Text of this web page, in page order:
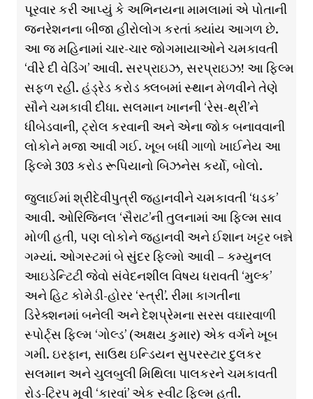
પૂરવાર કરી આપ્યું કે અભિનયના મામલામાં એ પોતાની
જનરેશનના બીજા હીરોલોગ કરતાં ક્યાંય આગળ છે.
આ જ મહિનામાં ચાર-ચાર જોગમાયાઓને ચમકાવતી
‘વીરે દી વેડિંગ’ આવી. સરપ્રાઇઝ, સરપ્રાઇઝ! આ ફિલ્મ
સફળ રહી. હંડ્રેડ કરોડ ક્લબમાં સ્થાન મેળવીને તેણે
સૌને ચમકાવી દીધા. સલમાન ખાનની ‘રેસ-થ્રી’ને
ધીબેડવાની, ટ્રોલ કરવાની અને એના જોક બનાવવાની
લોકોને મજા આવી ગઈ. ખૂબ બધી ગાળો ખાઈનેય આ
ફિલ્મે 303 કરોડ રૂપિયાનો બિઝનેસ કર્યો, બોલો.
જુલાઈમાં શ્રીદેવીપુત્રી જ્હાનવીને ચમકાવતી ‘ધડક’
આવી. ઓરિજિનલ ‘સૈરાટ’ની તુલનામાં આ ફિલ્મ સાવ
મોળી હતી, પણ લોકોને જ્હાનવી અને ઈશાન ખટ્ટર બન્ને
ગમ્યાં. ઓગસ્ટમાં બે સુંદર ફિલ્મો આવી – કમ્યુનલ
આઇડેન્ટિટી જેવો સંવેદનશીલ વિષય ધરાવતી ‘મુલ્ક’
અને હિટ કોમેડી-હોરર ‘સ્ત્રી’. રીમા કાગતીના
ડિરેક્શનમાં બનેલી અને દેશપ્રેમના સરસ વઘારવાળી
સ્પોર્ટ્સ ફિલ્મ ‘ગોલ્ડ’ (અક્ષય કુમાર) એક વર્ગને ખૂબ
ગમી. ઇરફાન, સાઉથ ઇન્ડિયન સુપરસ્ટાર દુલકર
સલમાન અને ચુલબુલી મિથિલા પાલકરને ચમકાવતી
રોડ-ટ્રિપ મૂવી ‘કારવાં’ એક સ્વીટ ફિલ્મ હતી.